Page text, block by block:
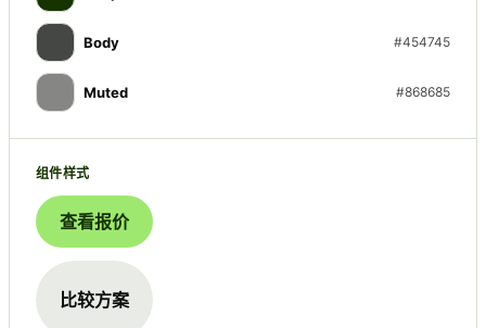
Body #454745
Muted #868685
组件样式
查看报价
比较方案